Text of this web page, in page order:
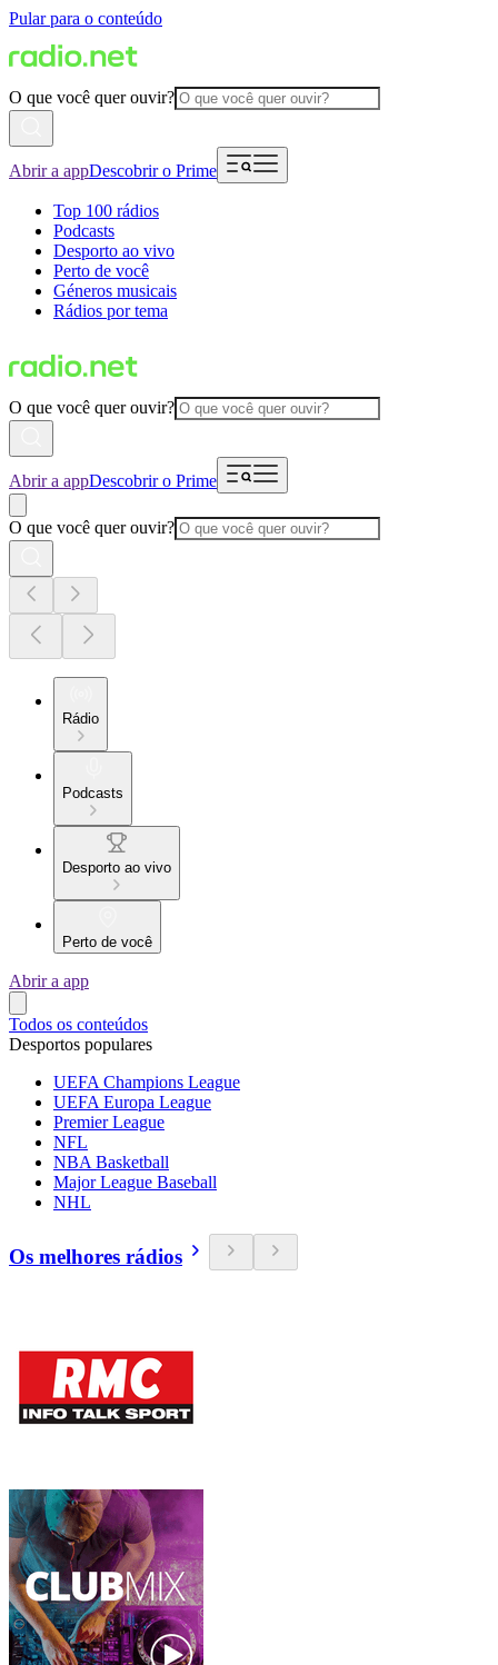
Pular para o conteúdo
O que você quer ouvir?
Abrir a appDescobrir o Prime
Top 100 rádios
Podcasts
Desporto ao vivo
Perto de você
Géneros musicais
Rádios por tema
O que você quer ouvir?
Abrir a appDescobrir o Prime
O que você quer ouvir?
Rádio
Podcasts
Desporto ao vivo
Perto de você
Abrir a app
Todos os conteúdos
Desportos populares
UEFA Champions League
UEFA Europa League
Premier League
NFL
NBA Basketball
Major League Baseball
NHL
Os melhores rádios